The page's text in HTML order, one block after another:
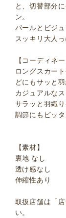
と、切替部分
ン。
パールとビジ
スッキリ大人
【コーディネー
ロングスカー
どにもサッと
カジュアルな
サラッと羽織
調節にもピッタ
【素材】
裏地 なし
透け感なし
伸縮性あり
取扱店舗は「
い。